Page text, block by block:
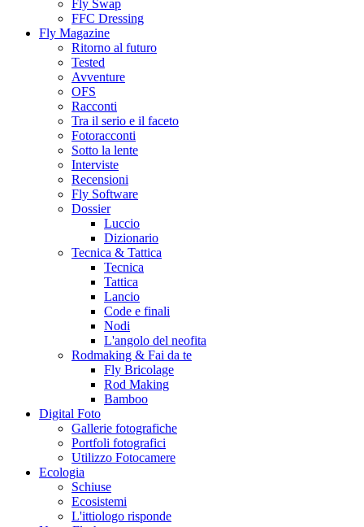
Fly Swap
FFC Dressing
Fly Magazine
Ritorno al futuro
Tested
Avventure
OFS
Racconti
Tra il serio e il faceto
Fotoracconti
Sotto la lente
Interviste
Recensioni
Fly Software
Dossier
Luccio
Dizionario
Tecnica & Tattica
Tecnica
Tattica
Lancio
Code e finali
Nodi
L'angolo del neofita
Rodmaking & Fai da te
Fly Bricolage
Rod Making
Bamboo
Digital Foto
Gallerie fotografiche
Portfoli fotografici
Utilizzo Fotocamere
Ecologia
Schiuse
Ecosistemi
L'ittiologo risponde